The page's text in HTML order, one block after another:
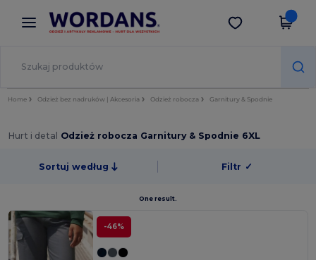
× Aplikacja Wordans
Lepsze ceny w aplikacji!
Pobierz app
Home Odzież bez nadruków | Akcesoria Odzież robocza Garnitury & Spodnie
Hurt i detal Odzież robocza Garnitury & Spodnie 6XL
Sortuj według Filtr ✓
One result.
-46%